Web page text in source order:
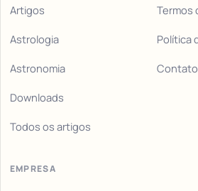
Artigos
Astrologia
Astronomia
Downloads
Todos os artigos
Termos
Política
Contato
EMPRESA